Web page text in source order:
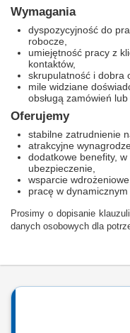
Wymagania
dyspozycyjność do
robocze,
umiejętność pracy z
kontaktów,
skrupulatność i dobra
mile widziane
obsługą zamówień lub
Oferujemy
stabilne zatrudnienie
atrakcyjne
dodatkowe benefity,
ubezpieczenie,
wsparcie
pracę w
Prosimy o dopisanie
danych osobowych dla